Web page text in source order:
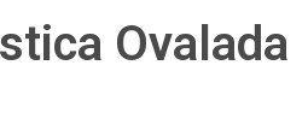
Ovalada